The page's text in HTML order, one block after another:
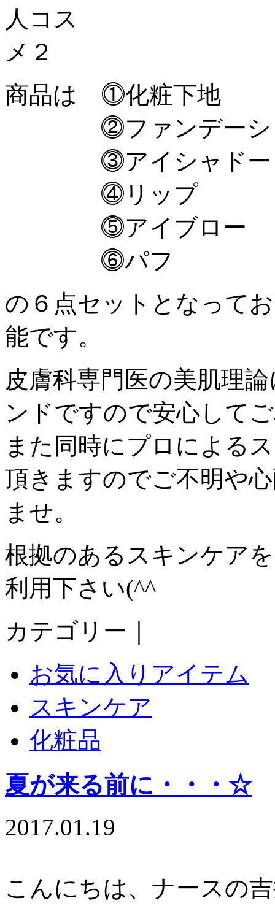
商品は ⓵化粧下地
⓶ファンデーシ
⓷アイシャド
⓸リップ
⓹アイブロー
⓺パフ
の６点セットとなって
能です。
皮膚科専門医の美肌理
ンドですので安心して
また同時にプロによる
頂きますのでご不明や
ませ。
根拠のあるスキンケア
利用下さい(^^ゞ
カテゴリー｜
お気に入りアイテム
スキンケア
化粧品
夏が来る前に・・・☆
2017.01.19
こんにちは、ナースの